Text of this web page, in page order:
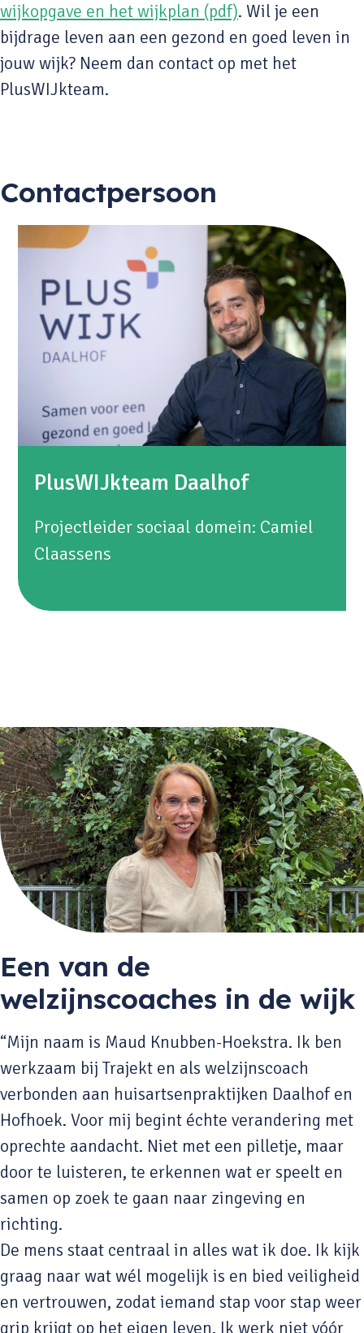
wijkopgave en het wijkplan (pdf). Wil je een
bijdrage leven aan een gezond en goed leven in
jouw wijk? Neem dan contact op met het
PlusWIJkteam.
Contactpersoon
PlusWIJkteam Daalhof
Projectleider sociaal domein: Camiel
Claassens
Een van de
welzijnscoaches in de wijk
“Mijn naam is Maud Knubben-Hoekstra. Ik ben
werkzaam bij Trajekt en als welzijnscoach
verbonden aan huisartsenpraktijken Daalhof en
Hofhoek. Voor mij begint échte verandering met
oprechte aandacht. Niet met een pilletje, maar
door te luisteren, te erkennen wat er speelt en
samen op zoek te gaan naar zingeving en
richting.
De mens staat centraal in alles wat ik doe. Ik kijk
graag naar wat wél mogelijk is en bied veiligheid
en vertrouwen, zodat iemand stap voor stap weer
grip krijgt op het eigen leven. Ik werk niet vóór